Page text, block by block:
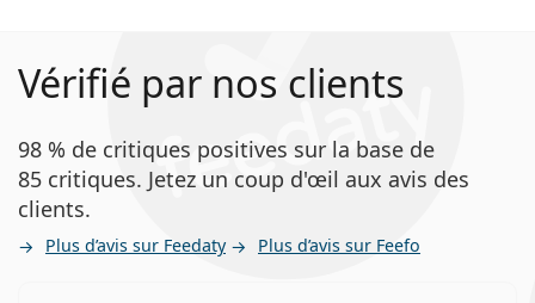
Vérifié par nos clients
98 % de critiques positives sur la base de
85 critiques. Jetez un coup d'œil aux avis des
clients.
Plus d’avis sur Feedaty Plus d’avis sur Feefo